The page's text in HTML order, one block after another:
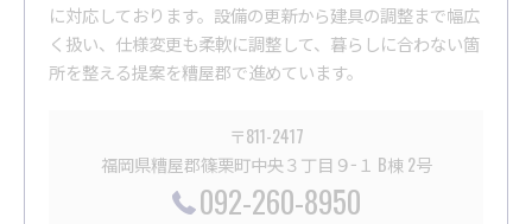
に対応しております。設備の更新から建具の調整まで幅広
く扱い、仕様変更も柔軟に調整して、暮らしに合わない箇
所を整える提案を糟屋郡で進めています。
〒811-2417
福岡県糟屋郡篠栗町中央３丁目９−１ B棟 2号
092-260-8950